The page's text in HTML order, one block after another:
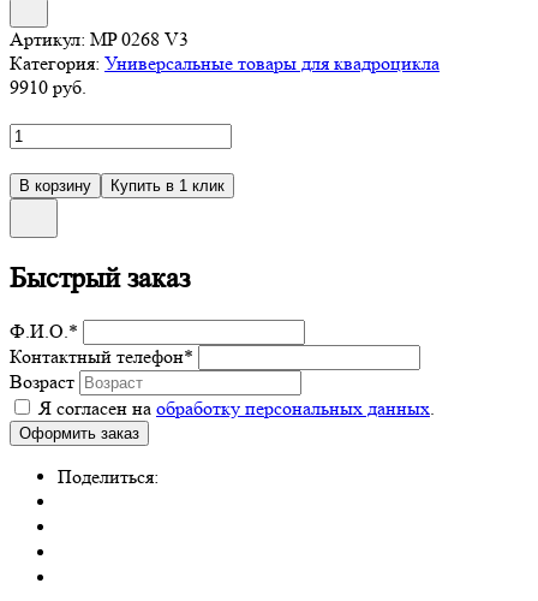
Артикул: MP 0268 V3
Категория: Универсальные товары для квадроцикла
9910 руб.
Быстрый заказ
Ф.И.О. *
Контактный телефон*
Возраст
Я согласен на обработку персональных данных
Поделиться: